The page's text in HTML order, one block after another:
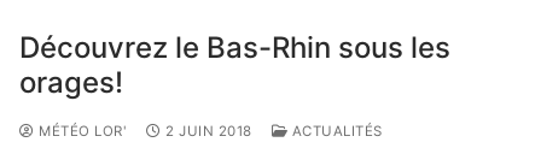
Découvrez le Bas-Rhin sous les
orages!
MÉTÉO LOR' 2 JUIN 2018 ACTUALITÉS